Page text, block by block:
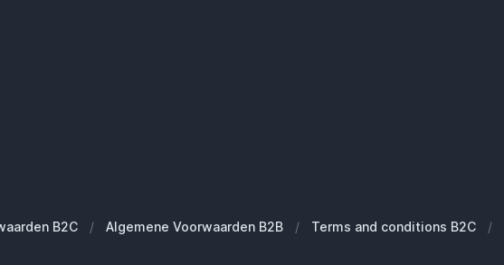
B2C / Algemene Voorwaarden B2B / Terms and conditions B2C /